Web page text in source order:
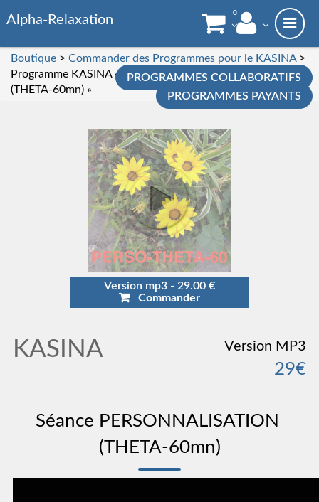
Alpha-Relaxation 0
Boutique > Commander des Programmes pour le KASINA>
Programme KASINA « Séance PERSONNALISATION
(THETA-60mn) »
PROGRAMMES COLLABORATIFS
PROGRAMMES PAYANTS
Version mp3 - 29.00 €
Commander
KASINA Version MP3
29€
Séance PERSONNALISATION
(THETA-60mn)